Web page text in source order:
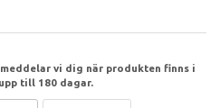
vi dig när produkten finns i
till 180 dagar.